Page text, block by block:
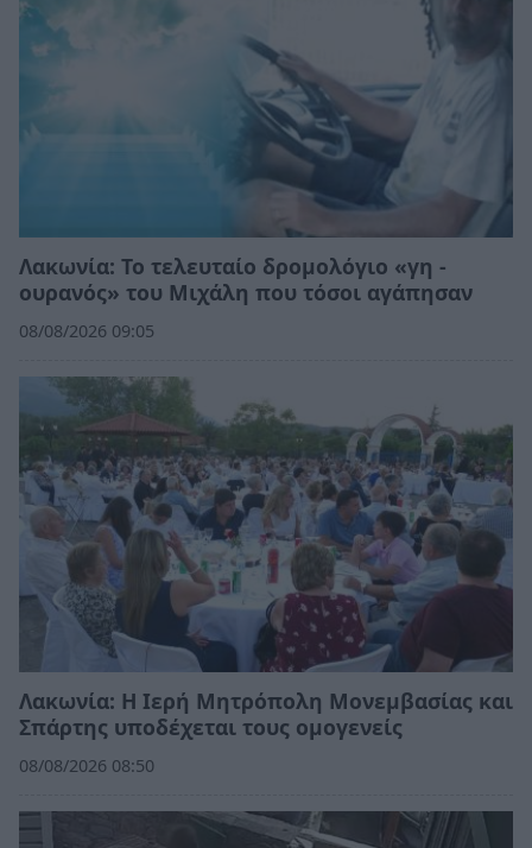
Λακωνία: Το τελευταίο δρομολόγιο «γη -
ουρανός» του Μιχάλη που τόσοι αγάπησαν
08/08/2026 09:05
Λακωνία: Η Ιερή Μητρόπολη Μονεμβασίας και
Σπάρτης υποδέχεται τους ομογενείς
08/08/2026 08:50